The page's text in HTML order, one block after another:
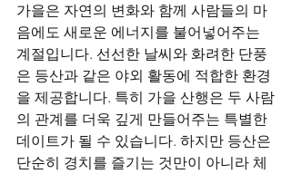
가을은 자연의 변화와 함께 사람들의 마
음에도 새로운 에너지를 불어넣어주는
계절입니다. 선선한 날씨와 화려한 단풍
은 등산과 같은 야외 활동에 적합한 환경
을 제공합니다. 특히 가을 산행은 두 사람
의 관계를 더욱 깊게 만들어주는 특별한
데이트가 될 수 있습니다. 하지만 등산은
단순히 경치를 즐기는 것만이 아니라 체